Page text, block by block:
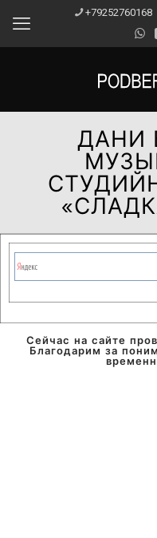
+79252760168
ДАНИ
Сейчас на сайте
Благодарим за